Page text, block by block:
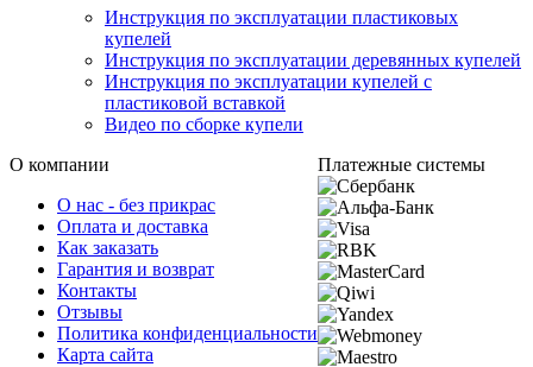
Инструкция по эксплуатации пластиковых
купелей
Инструкция по эксплуатации деревянных купелей
Инструкция по эксплуатации купелей с
пластиковой вставкой
Видео по сборке купели
О компании
О нас - без прикрас
Оплата и доставка
Как заказать
Гарантия и возврат
Контакты
Отзывы
Политика конфиденциальности
Карта сайта
Платежные системы